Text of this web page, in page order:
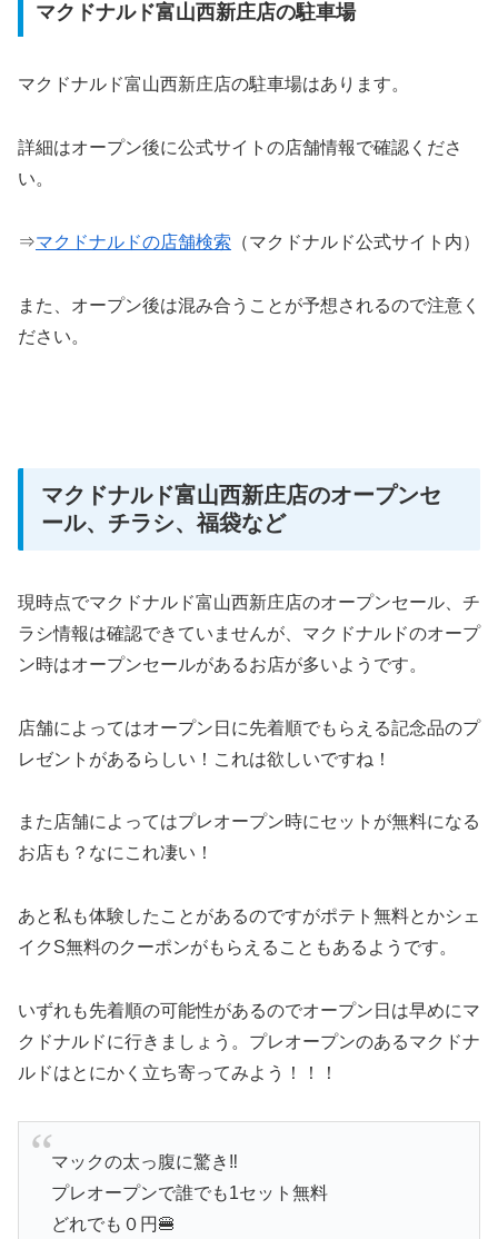
マクドナルド富山西新庄店の駐車場
マクドナルド富山西新庄店の駐車場はあります。
詳細はオープン後に公式サイトの店舗情報で確認くださ
い。
⇒マクドナルドの店舗検索 （マクドナルド公式サイト内）
また、オープン後は混み合うことが予想されるので注意く
ださい。
マクドナルド富山西新庄店のオープンセ
ール、チラシ、福袋など
現時点でマクドナルド富山西新庄店のオープンセール、チ
ラシ情報は確認できていませんが、マクドナルドのオープ
ン時はオープンセールがあるお店が多いようです。
店舗によってはオープン日に先着順でもらえる記念品のプ
レゼントがあるらしい！これは欲しいですね！
また店舗によってはプレオープン時にセットが無料になる
お店も？なにこれ凄い！
あと私も体験したことがあるのですがポテト無料とかシェ
イクS無料のクーポンがもらえることもあるようです。
いずれも先着順の可能性があるのでオープン日は早めにマ
クドナルドに行きましょう。プレオープンのあるマクドナ
ルドはとにかく立ち寄ってみよう！！！
マックの太っ腹に驚き‼️
プレオープンで誰でも1セット無料
どれでも０円🍔